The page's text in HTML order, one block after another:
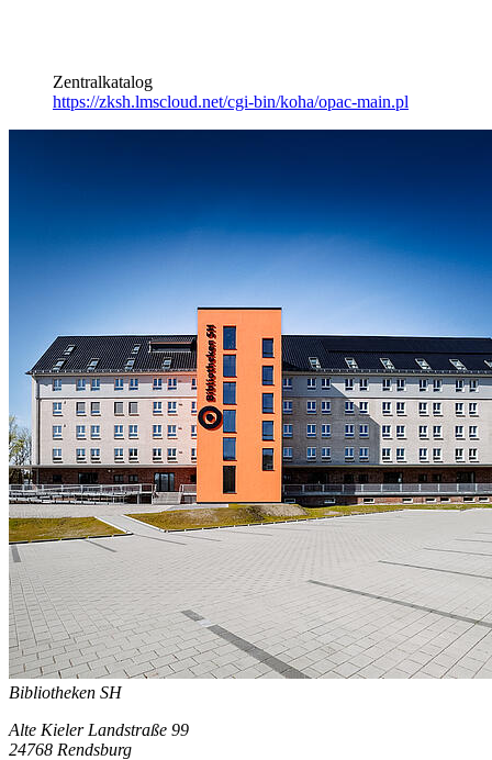
Zentralkatalog
https://zksh.lmscloud.net/cgi-bin/koha/opac-main.pl
Bibliotheken SH
Alte Kieler Landstraße 99
24768 Rendsburg